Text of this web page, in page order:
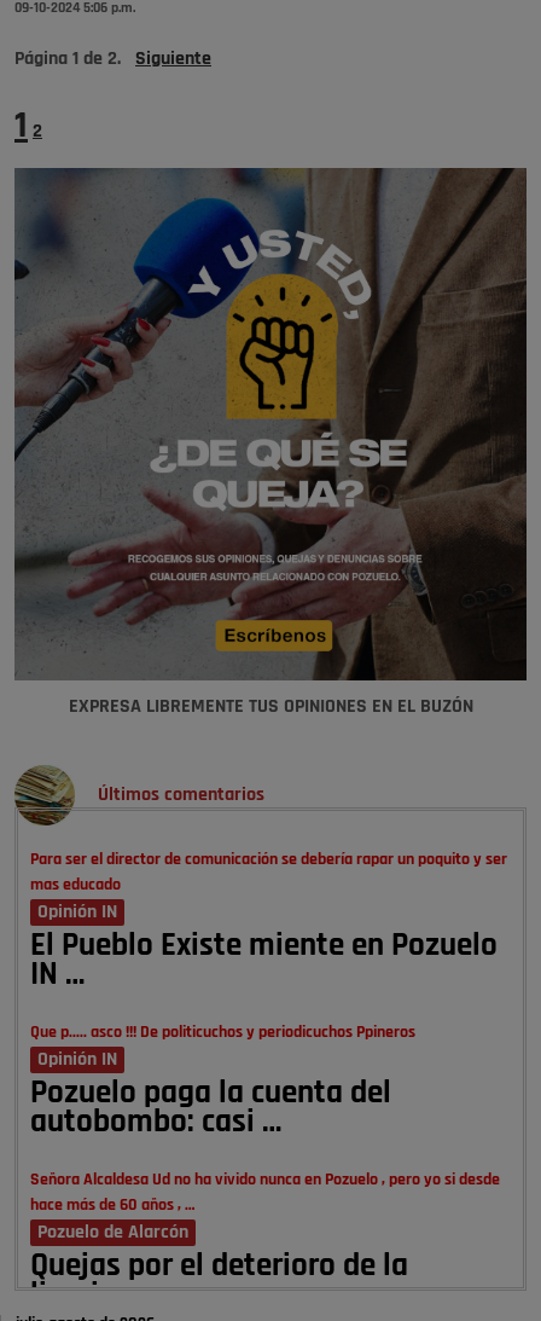
09-10-2024 5:06 p.m.
Página 1 de 2. Siguiente
1 2
EXPRESA LIBREMENTE TUS OPINIONES EN EL BUZÓN
Últimos comentarios
Para ser el director de comunicación se debería rapar un poquito y ser
mas educado
Opinión IN
El Pueblo Existe miente en Pozuelo
IN …
Que p..... asco !!! De politicuchos y periodicuchos Ppineros
Opinión IN
Pozuelo paga la cuenta del
autobombo: casi …
Señora Alcaldesa Ud no ha vivido nunca en Pozuelo , pero yo si desde
hace más de 60 años , …
Pozuelo de Alarcón
Quejas por el deterioro de la
limpieza …